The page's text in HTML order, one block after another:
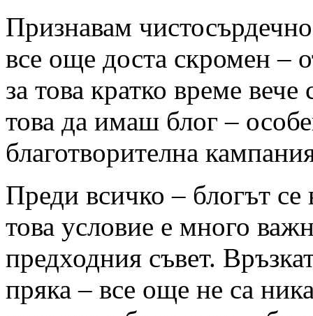
Признавам
все още доста скромен –
за това кратко време
това да имаш блог –
благотворителна
Преди всичко – блогът
това условие е много
предходния съвет.
пряка – все още не са